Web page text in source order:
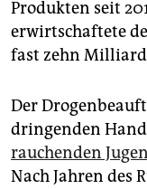
Produkten seit
erwirtschaftete
fast zehn
Der
dringenden
rauchenden
Nach Jahren des